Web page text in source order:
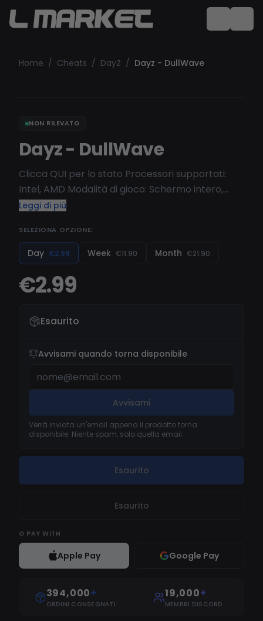
Home / Cheats / DayZ / Dayz - DullWave
NON RILEVATO
Dayz - DullWave
Clicca QUI per lo stato Processori supportati:
Intel, AMD Modalità di gioco: Schermo intero,
Modalità finestra, Senza bordi Sistemi operativi
20H2, 21H1, 21H2, 22H2 ]
Leggi di più
SELEZIONA OPZIONE:
Day €2.99 Week €11.90 Month €21.90
€2.99
Esaurito
Avvisami quando torna disponibile
Avvisami
Verrà inviata un'email appena il prodotto torna
disponibile. Niente spam, solo quella email.
Esaurito
Esaurito
O PAY WITH
Apple Pay Google Pay
394,000+
ORDINI CONSEGNATI
19,000+
MEMBRI DISCORD